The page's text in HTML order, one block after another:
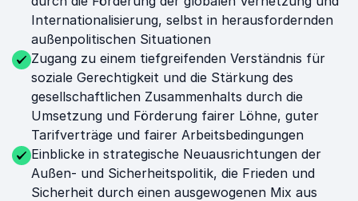
Internationalisierung, selbst in herausfordernden
außenpolitischen Situationen
Zugang zu einem tiefgreifenden Verständnis für
soziale Gerechtigkeit und die Stärkung des
gesellschaftlichen Zusammenhalts durch die
Umsetzung und Förderung fairer Löhne, guter
Tarifverträge und fairer Arbeitsbedingungen
Einblicke in strategische Neuausrichtungen der
Außen- und Sicherheitspolitik, die Frieden und
Sicherheit durch einen ausgewogenen Mix aus